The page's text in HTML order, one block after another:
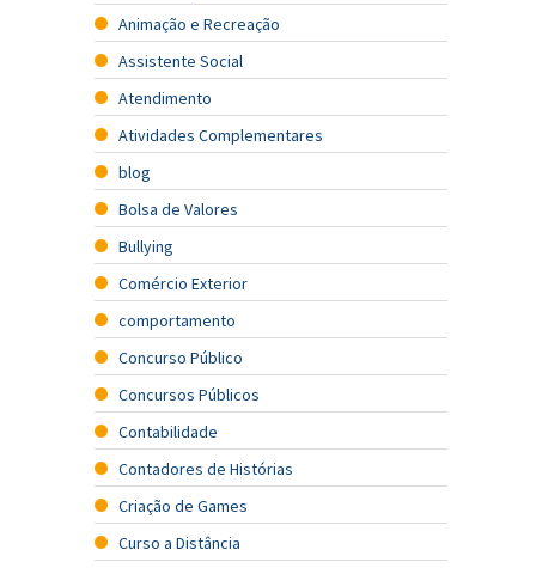
Animação e Recreação
Assistente Social
Atendimento
Atividades Complementares
blog
Bolsa de Valores
Bullying
Comércio Exterior
comportamento
Concurso Público
Concursos Públicos
Contabilidade
Contadores de Histórias
Criação de Games
Curso a Distância